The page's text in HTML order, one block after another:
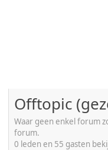
Offtopic
Waar geen enkel forum
forum.
0 leden en 55 gasten